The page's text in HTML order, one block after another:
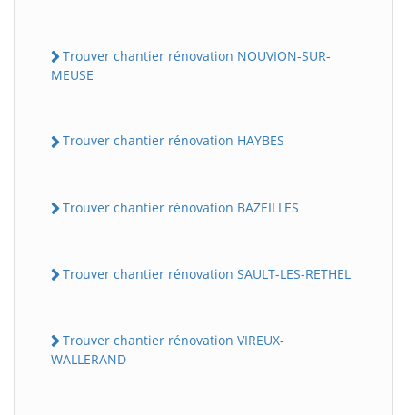
Trouver chantier rénovation NOUVION-SUR-
MEUSE
Trouver chantier rénovation HAYBES
Trouver chantier rénovation BAZEILLES
Trouver chantier rénovation SAULT-LES-RETHEL
Trouver chantier rénovation VIREUX-
WALLERAND